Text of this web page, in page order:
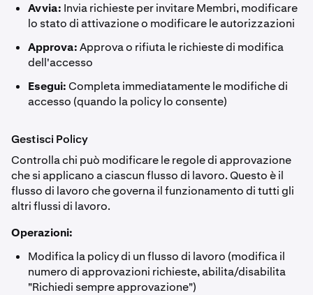
Avvia: Invia richieste per invitare Membri, modificare
lo stato di attivazione o modificare le autorizzazioni
Approva:Approva o rifiuta le richieste di modifica
dell'accesso
Esegui:Completa immediatamente le modifiche di
accesso (quando la policy lo consente)
Gestisci Policy
Controlla chi può modificare le regole di approvazione
che si applicano a ciascun flusso di lavoro. Questo è il
flusso di lavoro che governa il funzionamento di tutti gli
altri flussi di lavoro.
Operazioni:
Modifica la policy di un flusso di lavoro (modifica il
numero di approvazioni richieste, abilita/disabilita
"Richiedi sempre approvazione")